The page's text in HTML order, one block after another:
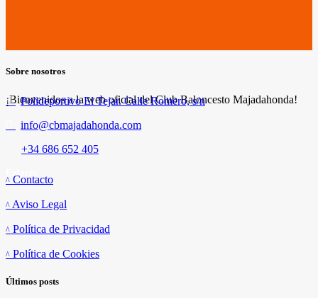
Sobre nosotros
¡Bienvenidos a la web oficial del Club Baloncesto Majadahonda!
Polideportivo El Tejar. Calle Romero, s/n
info@cbmajadahonda.com
+34 686 652 405
Contacto
Aviso Legal
Política de Privacidad
Política de Cookies
Últimos posts